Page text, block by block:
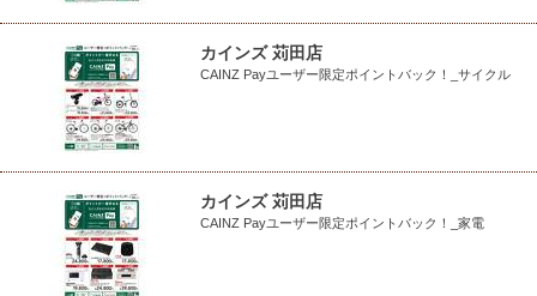
カインズ 苅田店
CAINZ Payユーザー限定ポイントバック！_サイクル
カインズ 苅田店
CAINZ Payユーザー限定ポイントバック！_家電